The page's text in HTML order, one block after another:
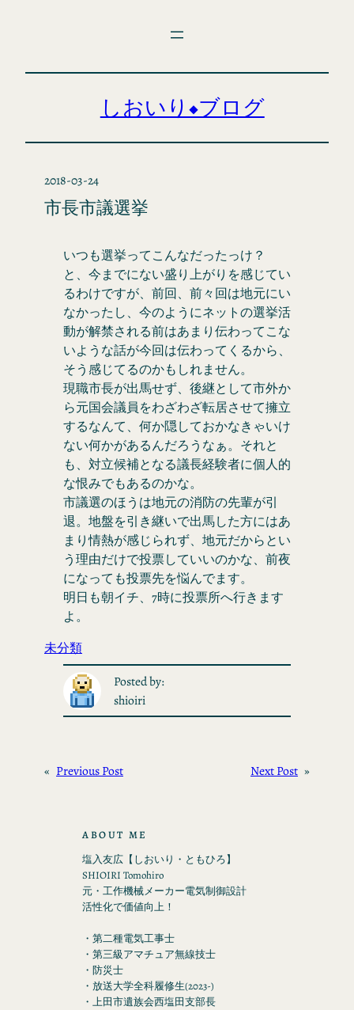
しおいり◆ブログ
2018-03-24
市長市議選挙
いつも選挙ってこんなだったっけ？
と、今までにない盛り上がりを感じてい
るわけですが、前回、前々回は地元にい
なかったし、今のようにネットの選挙活
動が解禁される前はあまり伝わってこな
いような話が今回は伝わってくるから、
そう感じてるのかもしれません。
現職市長が出馬せず、後継として市外か
ら元国会議員をわざわざ転居させて擁立
するなんて、何か隠しておかなきゃいけ
ない何かがあるんだろうなぁ。それと
も、対立候補となる議長経験者に個人的
な恨みでもあるのかな。
市議選のほうは地元の消防の先輩が引
退。地盤を引き継いで出馬した方にはあ
まり情熱が感じられず、地元だからとい
う理由だけで投票していいのかな、前夜
になっても投票先を悩んでます。
明日も朝イチ、7時に投票所へ行きます
よ。
未分類
Posted by:
shioiri
« Previous Post Next Post »
ABOUT ME
塩入友広【しおいり・ともひろ】
SHIOIRI Tomohiro
元・工作機械メーカー電気制御設計
活性化で価値向上！
・第二種電気工事士
・第三級アマチュア無線技士
・防災士
・放送大学全科履修生(2023-)
・上田市遺族会西塩田支部長